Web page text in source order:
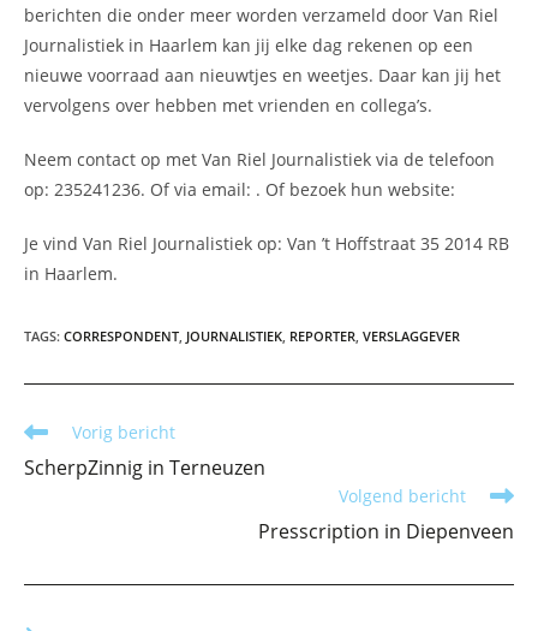
berichten die onder meer worden verzameld door Van Riel
Journalistiek in Haarlem kan jij elke dag rekenen op een
nieuwe voorraad aan nieuwtjes en weetjes. Daar kan jij het
vervolgens over hebben met vrienden en collega’s.
Neem contact op met Van Riel Journalistiek via de telefoon
op: 235241236. Of via email: . Of bezoek hun website:
Je vind Van Riel Journalistiek op: Van ’t Hoffstraat 35 2014 RB
in Haarlem.
TAGS: CORRESPONDENT, JOURNALISTIEK, REPORTER, VERSLAGGEVER
Lees
meer
artikelen
Vorig bericht
ScherpZinnig in Terneuzen
Volgend bericht
Presscription in Diepenveen